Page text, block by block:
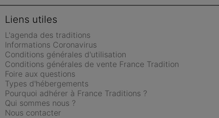
Liens utiles
L'agenda des traditions
Informations Coronavirus
Conditions générales d'utilisation
Conditions générales de vente France Tradition
Foire aux questions
Types d'hébergements
Pourquoi adhérer à France Traditions ?
Qui sommes nous ?
Nous contacter